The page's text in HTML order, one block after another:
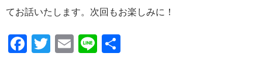
てお話いたします。次回もお楽しみに！
F
T
E
Li